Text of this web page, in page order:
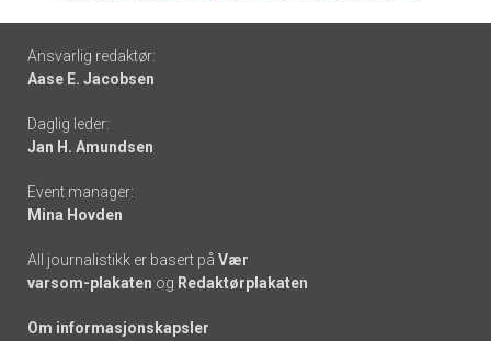
Footer
-
links
Ansvarlig redaktør:
Aase E. Jacobsen
Daglig leder:
Jan H. Amundsen
Event manager:
Mina Hovden
All journalistikk er basert på Vær
varsom-plakaten og Redaktørplakaten
Om informasjonskapsler